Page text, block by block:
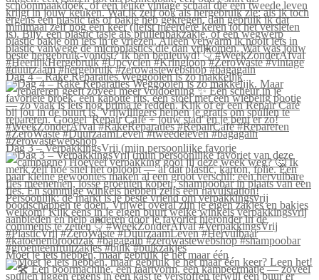
Dag 4 – Rake Reparaties Weggooien is zo makkelijk
Dag 3 – VerpakkingsVrij (mijn persoonlijke favorie
Moet je iets hebben, maar gebruik je het maar één